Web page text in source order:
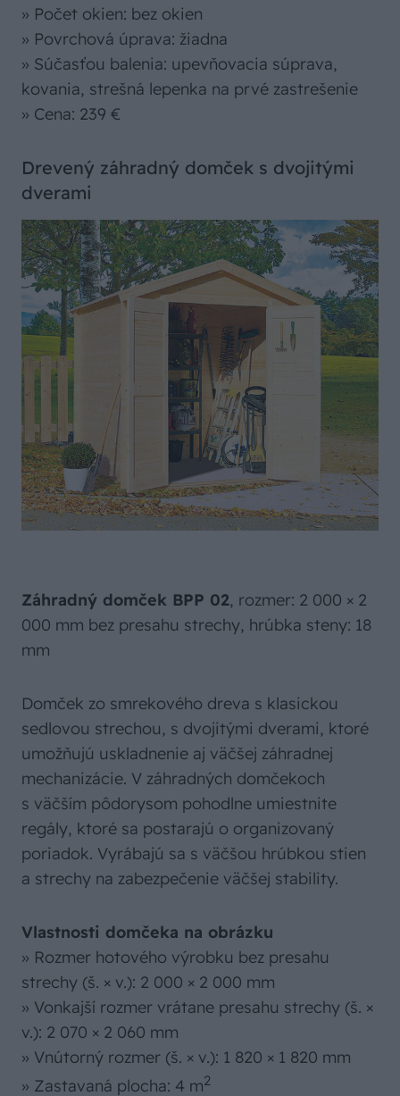
» Počet okien: bez okien
» Povrchová úprava: žiadna
» Súčasťou balenia: upevňovacia súprava,
kovania, strešná lepenka na prvé zastrešenie
» Cena: 239 €
Drevený záhradný domček s dvojitými
dverami
Záhradný domček BPP 02, rozmer: 2 000 × 2
000 mm bez presahu strechy, hrúbka steny: 18
mm
Domček zo smrekového dreva s klasickou
sedlovou strechou, s dvojitými dverami, ktoré
umožňujú uskladnenie aj väčšej záhradnej
mechanizácie. V záhradných domčekoch
s väčším pôdorysom pohodlne umiestnite
regály, ktoré sa postarajú o organizovaný
poriadok. Vyrábajú sa s väčšou hrúbkou stien
a strechy na zabezpečenie väčšej stability.
Vlastnosti domčeka na obrázku
» Rozmer hotového výrobku bez presahu
strechy (š. × v.): 2 000 × 2 000 mm
» Vonkajší rozmer vrátane presahu strechy (š. ×
v.): 2 070 × 2 060 mm
» Vnútorný rozmer (š. × v.): 1 820 × 1 820 mm
» Zastavaná plocha: 4 m2